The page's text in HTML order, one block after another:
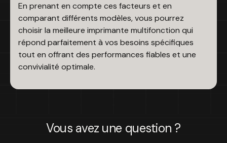
En prenant en compte ces facteurs et en
comparant différents modèles, vous pourrez
choisir la meilleure imprimante multifonction qui
répond parfaitement à vos besoins spécifiques
tout en offrant des performances fiables et une
convivialité optimale.
Vous avez une question ?